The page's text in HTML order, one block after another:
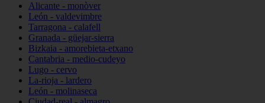
Alicante - monòver
León - valdevimbre
Tarragona - calafell
Granada - güejar-sierra
Bizkaia - amorebieta-etxano
Cantabria - medio-cudeyo
Lugo - cervo
La-rioja - lardero
León - molinaseca